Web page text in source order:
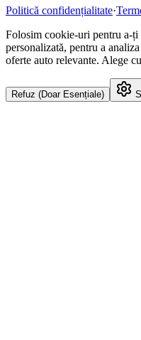
Politică confidențialitate·
Folosim cookie-uri pentru a-
personalizată, pentru a
oferte auto relevante. Alege
Refuz (Doar Esențiale)